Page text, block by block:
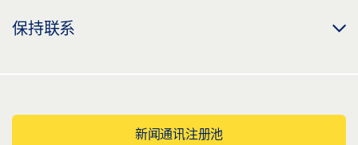
保持联系
新闻通讯注册池